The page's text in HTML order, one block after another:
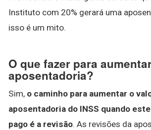
Instituto com 20% gerará uma
isso é um mito.
O que fazer para
aposentadoria?
Sim, o caminho para aumentar o
aposentadoria do INSS quando
pago é a revisão. As revisões da